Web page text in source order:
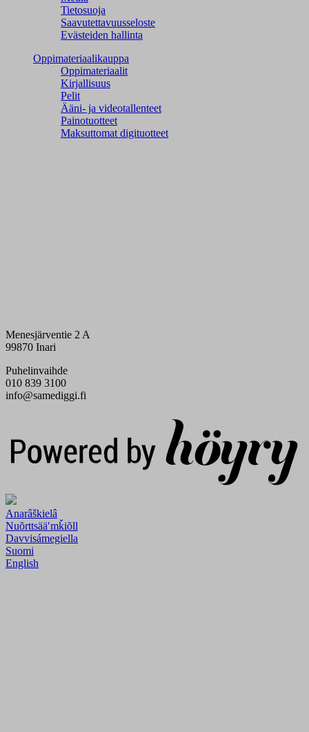
Tietosuoja
Saavutettavuusseloste
Evästeiden hallinta
Oppimateriaalikauppa
Oppimateriaalit
Kirjallisuus
Pelit
Ääni- ja videotallenteet
Painotuotteet
Maksuttomat digituotteet
Menesjärventie 2 A
99870 Inari
Puhelinvaihde
010 839 3100
info@samediggi.fi
Anarâškielâ
Nuõrttsääʹmǩiõll
Davvisámegiella
Suomi
English